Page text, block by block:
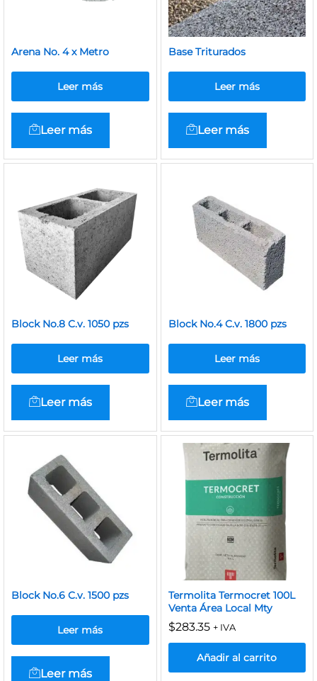
Arena No. 4 x Metro
Leer más
Leer más
Base Triturados
Leer más
Leer más
Block No.8 C.v. 1050 pzs
Leer más
Leer más
Block No.4 C.v. 1800 pzs
Leer más
Leer más
Block No.6 C.v. 1500 pzs
Leer más
Leer más
Termolita Termocret 100L
Venta Área Local Mty
$283.35 + IVA
Añadir al carrito